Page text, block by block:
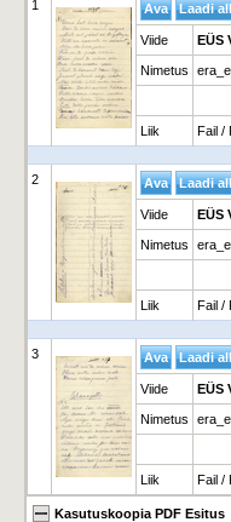
1
Viide EÜS
Nimetus
Liik Fail /
2
Viide EÜS
Nimetus
Liik Fail /
3
Viide EÜS
Nimetus
Liik Fail /
Kasutuskoopia PDF Esitus